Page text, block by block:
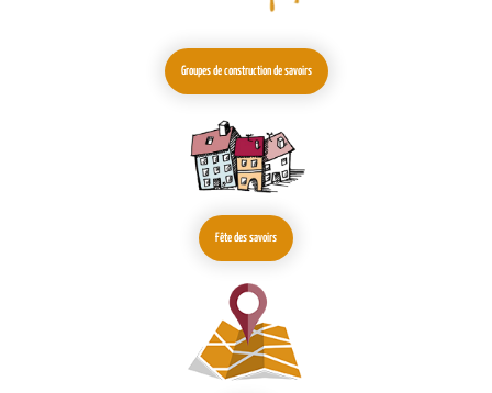
Groupes de construction de savoirs
Fête des savoirs